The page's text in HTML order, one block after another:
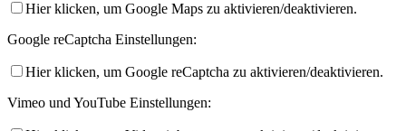
Hier klicken, um Google Maps zu aktivieren/deaktivieren.
Google reCaptcha Einstellungen:
Hier klicken, um Google reCaptcha zu aktivieren/deaktivieren.
Vimeo und YouTube Einstellungen: